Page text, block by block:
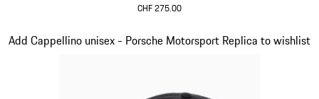
CHF 275.00
Add Cappellino unisex - Porsche Motorsport Replica to wishlist
Diapositiva 14 di 20